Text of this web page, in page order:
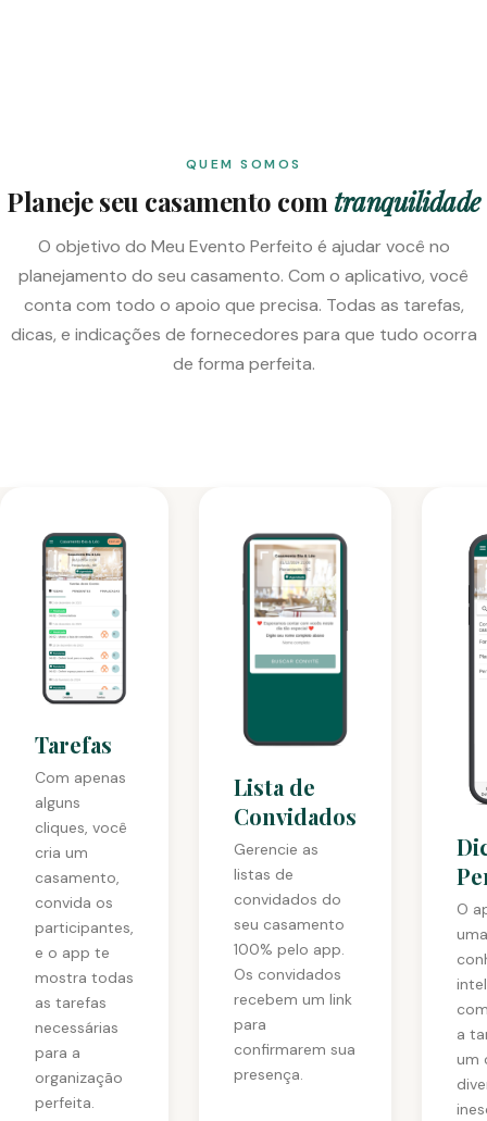
QUEM SOMOS
Planeje seu casamento comtranquilidade
O objetivo do Meu Evento Perfeito é ajudar você no
planejamento do seu casamento. Com o aplicativo, você
conta com todo o apoio que precisa. Todas as tarefas,
dicas, e indicações de fornecedores para que tudo ocorra
de forma perfeita.
Tarefas
Com apenas
alguns
cliques, você
cria um
casamento,
convida os
participantes,
e o app te
mostra todas
as tarefas
necessárias
para a
organização
perfeita.
Lista de
Convidados
Gerencie as
listas de
convidados do
seu casamento
100% pelo app.
Os convidados
recebem um link
para
confirmarem sua
presença.
O
a
um